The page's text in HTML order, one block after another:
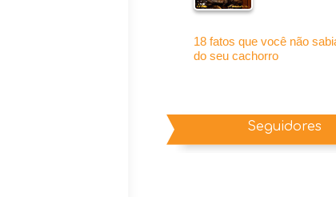
18 fatos que você não
do seu cachorro
Seguidores